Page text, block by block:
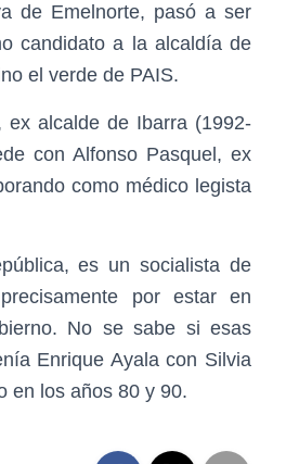
de Emelnorte, pasó a ser
candidato a la alcaldía de
el verde de PAIS.
ex alcalde de Ibarra (1992-
con Alfonso Pasquel, ex
como médico legista
es un socialista de
por estar en
No se sabe si esas
Enrique Ayala con Silvia
en los años 80 y 90.